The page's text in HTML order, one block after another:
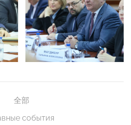
全部
события